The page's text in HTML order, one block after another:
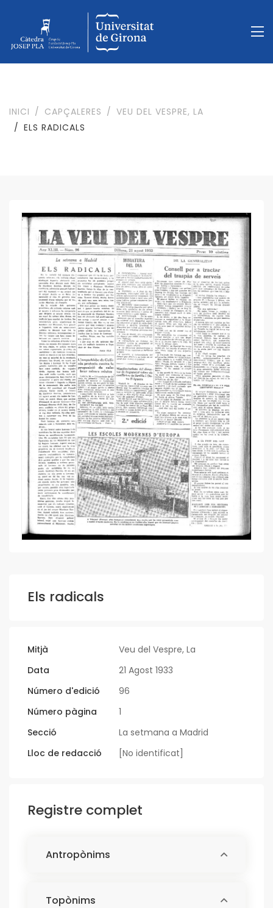
INICI CAPÇALERES
VEU DEL VESPRE, LA
ELS RADICALS
Els radicals
Mitjà
Veu del Vespre, La
Data
21 Agost 1933
Número d'edició
96
Número pàgina
1
Secció
La setmana a Madrid
Lloc de redacció
[No identificat]
Registre complet
Antropònims
Topònims